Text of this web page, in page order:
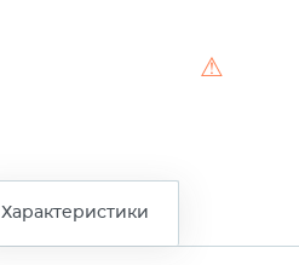
⚠
Характеристики